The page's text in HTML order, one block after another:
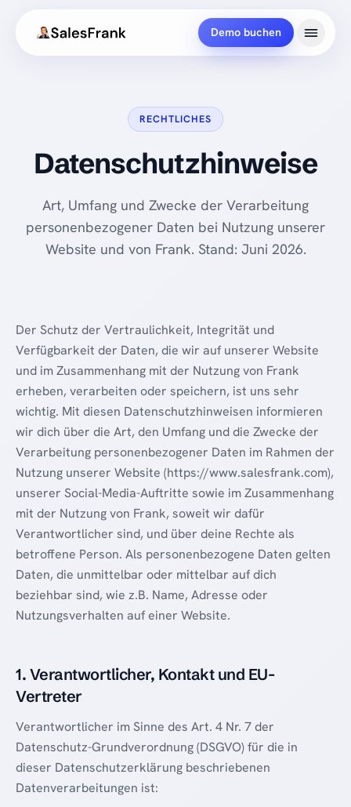
Demo buchen
RECHTLICHES
Datenschutz­hinweise
Art, Umfang und Zwecke der Verarbeitung
personenbezogener Daten bei Nutzung unserer
Website und von Frank. Stand: Juni 2026.
Der Schutz der Vertraulichkeit, Integrität und
Verfügbarkeit der Daten, die wir auf unserer Website
und im Zusammenhang mit der Nutzung von Frank
erheben, verarbeiten oder speichern, ist uns sehr
wichtig. Mit diesen Datenschutzhinweisen informieren
wir dich über die Art, den Umfang und die Zwecke der
Verarbeitung personenbezogener Daten im Rahmen der
Nutzung unserer Website (https://www.salesfrank.com),
unserer Social-Media-Auftritte sowie im Zusammenhang
mit der Nutzung von Frank, soweit wir dafür
Verantwortlicher sind, und über deine Rechte als
betroffene Person. Als personenbezogene Daten gelten
Daten, die unmittelbar oder mittelbar auf dich
beziehbar sind, wie z.B. Name, Adresse oder
Nutzungsverhalten auf einer Website.
1. Verantwortlicher, Kontakt und EU-
Vertreter
Verantwortlicher im Sinne des Art. 4 Nr. 7 der
Datenschutz-Grundverordnung (DSGVO) für die in
dieser Datenschutzerklärung beschriebenen
Datenverarbeitungen ist: